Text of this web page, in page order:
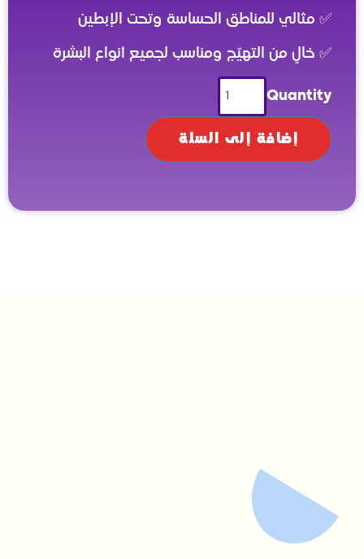
✅ مثالي للمناطق الحساسة وتحت الإبطين
✅ خالٍ من التهيّج ومناسب لجميع أنواع البشرة
Quantity
إضافة إلى السلة